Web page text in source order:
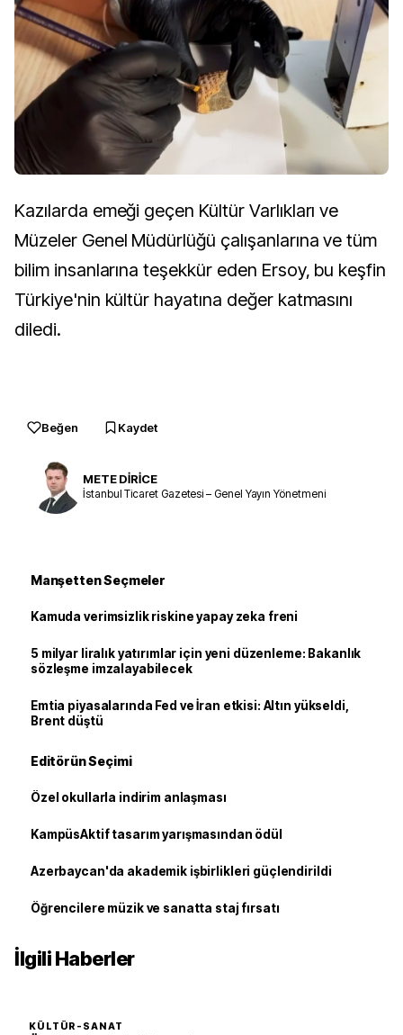
Kazılarda emeği geçen Kültür Varlıkları ve
Müzeler Genel Müdürlüğü çalışanlarına ve tüm
bilim insanlarına teşekkür eden Ersoy, bu keşfin
Türkiye'nin kültür hayatına değer katmasını
diledi.
Beğen Kaydet
METE DİRİCE
İstanbul Ticaret Gazetesi – Genel Yayın Yönetmeni
Manşetten Seçmeler
Kamuda verimsizlik riskine yapay zeka freni
5 milyar liralık yatırımlar için yeni düzenleme: Bakanlık
sözleşme imzalayabilecek
Emtia piyasalarında Fed ve İran etkisi: Altın yükseldi,
Brent düştü
Editörün Seçimi
Özel okullarla indirim anlaşması
KampüsAktif tasarım yarışmasından ödül
Azerbaycan'da akademik işbirlikleri güçlendirildi
Öğrencilere müzik ve sanatta staj fırsatı
İlgili Haberler
KÜLTÜR-SANAT